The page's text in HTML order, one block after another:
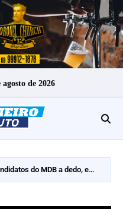
de 2026
do MDB a dedo, e